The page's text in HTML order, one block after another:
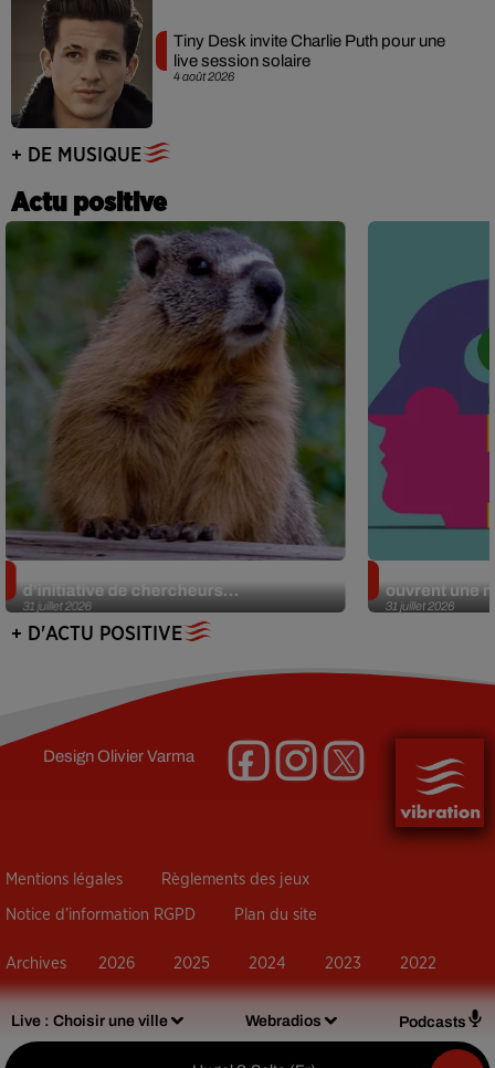
Live : Choisir une ville Webradios Podcasts
4 août 2026
Tiny Desk invite Charlie Puth pour une
live session solaire
+ DE MUSIQUE
Actu positive
31 juillet 2026
d’initiative de chercheurs...
31 juillet 2026
ouvrent une
+ D'ACTU POSITIVE
DesignOlivier Varma
Mentions légales Règlements des jeux
Notice d’information RGPD Plan du site
Archives 2026 2025 2024 2023 2022